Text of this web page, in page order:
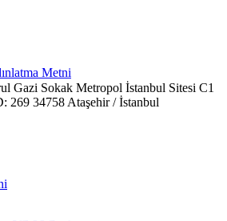
Metni
Gazi Sokak Metropol İstanbul Sitesi C1
34758 Ataşehir / İstanbul